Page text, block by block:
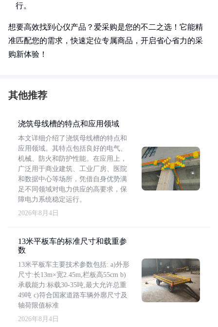
行。
想要高效找到心仪产品？爱采购是您的不二之选！它能精
准匹配您的需求，快速定位专属商品，开启省心省力的采
购新体验！
其他推荐
浇筑母线槽的特点和应用领域
本文详细介绍了浇筑母线槽的特点和
应用领域。其特点包括良好的电气、
机械、防火和防护性能。在应用上，
广泛用于商业建筑、工业厂房、医院
和数据中心等场所，凭借自身优势满
足不同领域对电力供应的高要求，保
障电力系统稳定运行。
2026年8月4日
13米平板车的标准尺寸和载重参
数
13米平板车主要技术参数包括: a)外形
尺寸:长13m×宽2.45m,栏板高55cm b)
承载能力:标载30-35吨,最大允许总重
49吨 c)符合国家道路车辆外廓尺寸及
轴荷限值标准
2026年8月4日